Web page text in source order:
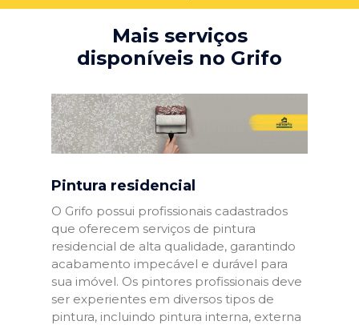
Mais serviços
disponíveis no Grifo
Pintura residencial
O Grifo possui profissionais cadastrados
que oferecem serviços de pintura
residencial de alta qualidade, garantindo
acabamento impecável e durável para
sua imóvel. Os pintores profissionais deve
ser experientes em diversos tipos de
pintura, incluindo pintura interna, externa